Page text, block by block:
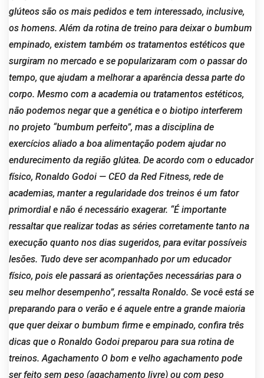
glúteos são os mais pedidos e tem interessado, inclusive,
os homens. Além da rotina de treino para deixar o bumbum
empinado, existem também os tratamentos estéticos que
surgiram no mercado e se popularizaram com o passar do
tempo, que ajudam a melhorar a aparência dessa parte do
corpo. Mesmo com a academia ou tratamentos estéticos,
não podemos negar que a genética e o biotipo interferem
no projeto “bumbum perfeito”, mas a disciplina de
exercícios aliado a boa alimentação podem ajudar no
endurecimento da região glútea. De acordo com o educador
físico, Ronaldo Godoi — CEO da Red Fitness, rede de
academias, manter a regularidade dos treinos é um fator
primordial e não é necessário exagerar. “É importante
ressaltar que realizar todas as séries corretamente tanto na
execução quanto nos dias sugeridos, para evitar possíveis
lesões. Tudo deve ser acompanhado por um educador
físico, pois ele passará as orientações necessárias para o
seu melhor desempenho”, ressalta Ronaldo. Se você está se
preparando para o verão e é aquele entre a grande maioria
que quer deixar o bumbum firme e empinado, confira três
dicas que o Ronaldo Godoi preparou para sua rotina de
treinos. Agachamento O bom e velho agachamento pode
ser feito sem peso (agachamento livre) ou com peso